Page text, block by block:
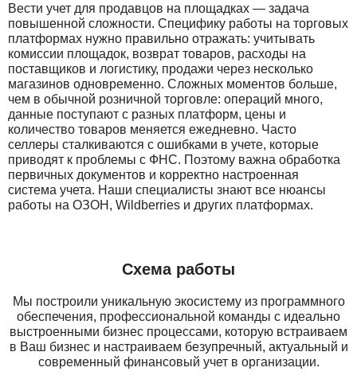
Вести учет для продавцов на площадках — задача
повышенной сложности. Специфику работы на торговых
платформах нужно правильно отражать: учитывать
комиссии площадок, возврат товаров, расходы на
поставщиков и логистику, продажи через несколько
магазинов одновременно. Сложных моментов больше,
чем в обычной розничной торговле: операций много,
данные поступают с разных платформ, цены и
количество товаров меняется ежедневно. Часто
селлеры сталкиваются с ошибками в учете, которые
приводят к проблемы с ФНС. Поэтому важна обработка
первичных документов и корректно настроенная
система учета. Наши специалисты знают все нюансы
работы на ОЗОН, Wildberries и других платформах.
Схема работы
Мы построили уникальную экосистему из программного
обеспечения, профессиональной команды с идеально
выстроенными бизнес процессами, которую встраиваем
в Ваш бизнес и настраиваем безупречный, актуальный и
современный финансовый учет в организации.